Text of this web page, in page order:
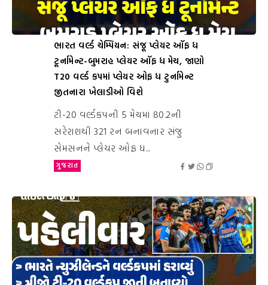
ભારત વર્લ્ડ ચેમ્પિયન: સંજૂ પ્લેયર ઑફ ધ
ટૂર્નામેન્ટ-બુમરાહ પ્લેયર ઑફ ધ મેચ, જાણો
T20 વર્લ્ડ કપમાં પ્લેયર ઓફ ધ ટુર્નામેન્ટ
જીતનારા ખેલાડીઓ વિશે
ટી-20 વર્લ્ડકપની 5 મેચમાં 80.2ની
સરેરાશથી 321 રન બનાવનાર સંજુ
સેમસનને પ્લેયર ઓફ ધ...
ગુજરાત